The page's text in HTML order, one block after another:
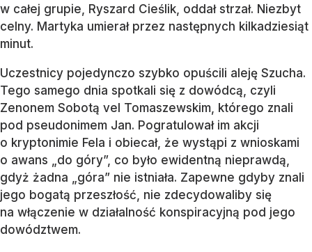
w całej grupie, Ryszard Cieślik, oddał strzał. Niezbyt
celny. Martyka umierał przez następnych kilkadziesiąt
minut.
Uczestnicy pojedynczo szybko opuścili aleję Szucha.
Tego samego dnia spotkali się z dowódcą, czyli
Zenonem Sobotą vel Tomaszewskim, którego znali
pod pseudonimem Jan. Pogratulował im akcji
o kryptonimie Fela i obiecał, że wystąpi z wnioskami
o awans „do góry”, co było ewidentną nieprawdą,
gdyż żadna „góra” nie istniała. Zapewne gdyby znali
jego bogatą przeszłość, nie zdecydowaliby się
na włączenie w działalność konspiracyjną pod jego
dowództwem.